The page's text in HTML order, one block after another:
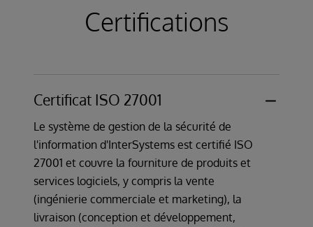
Certifications
Certificat ISO 27001
Le système de gestion de la sécurité de
l'information d'InterSystems est certifié ISO
27001 et couvre la fourniture de produits et
services logiciels, y compris la vente
(ingénierie commerciale et marketing), la
livraison (conception et développement,